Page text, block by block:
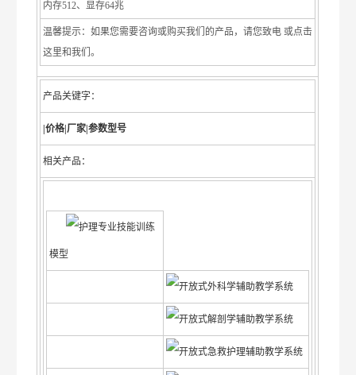
内存512、显存64兆
温馨提示：如果您需要咨询或购买我们的产品，请您致电 或点击
这里和我们。
产品关键字：
|价格|厂家|参数型号
相关产品：
护理专业技能训练
模型
开放式外科学辅助教学系统
开放式解剖学辅助教学系统
开放式急救护理辅助教学系统